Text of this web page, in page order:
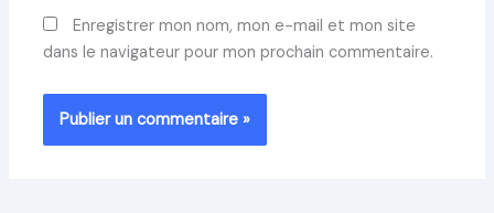
Enregistrer mon nom, mon e-mail et mon site
dans le navigateur pour mon prochain commentaire.